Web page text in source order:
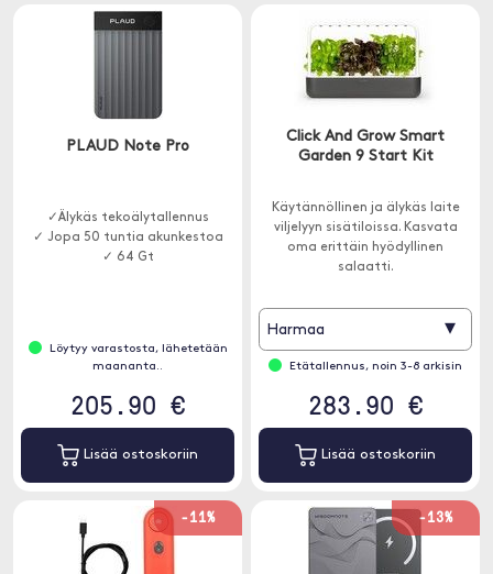
PLAUD Note Pro
✓Älykäs tekoälytallennus
✓ Jopa 50 tuntia akunkestoa
✓ 64 Gt
Löytyy varastosta, lähetetään
maananta..
205.90 €
Lisää ostoskoriin
Click And Grow Smart
Garden 9 Start Kit
Käytännöllinen ja älykäs laite
viljelyyn sisätiloissa. Kasvata
oma erittäin hyödyllinen
salaatti.
Harmaa ▾
Etätallennus, noin 3-8 arkisin
283.90 €
Lisää ostoskoriin
-11% -13%